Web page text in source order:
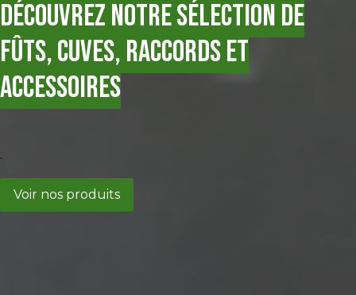
Découvrez notre sélection de
fûts, cuves, raccords et
accessoires
.
Voir nos produits